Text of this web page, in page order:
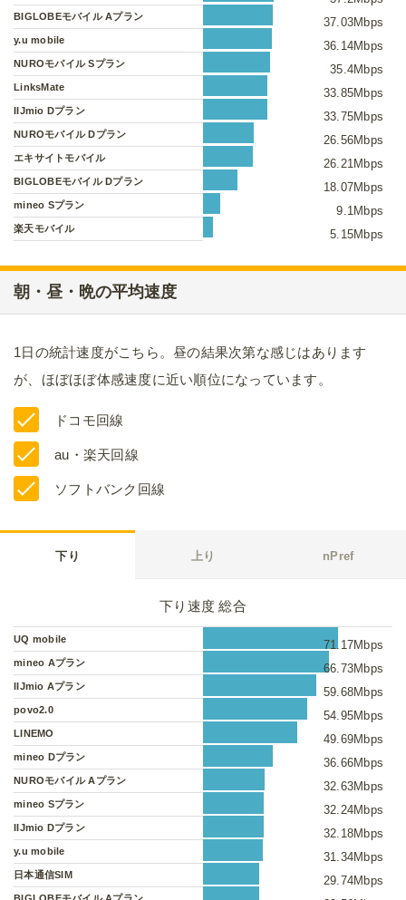
BIGLOBEモバイル Aプラン 37.03Mbps
y.u mobile 36.14Mbps
NUROモバイル Sプラン 35.4Mbps
LinksMate 33.85Mbps
IIJmio Dプラン 33.75Mbps
NUROモバイル Dプラン 26.56Mbps
エキサイトモバイル 26.21Mbps
BIGLOBEモバイル Dプラン 18.07Mbps
mineo Sプラン 9.1Mbps
楽天モバイル 5.15Mbps
朝・昼・晩の平均速度
1日の統計速度がこちら。昼の結果次第な感じはあります
が、ほぼほぼ体感速度に近い順位になっています。
ドコモ回線
au・楽天回線
ソフトバンク回線
下り 上り nPref
下り速度 総合
UQ mobile 71.17Mbps
mineo Aプラン 66.73Mbps
IIJmio Aプラン 59.68Mbps
povo2.0 54.95Mbps
LINEMO 49.69Mbps
mineo Dプラン 36.66Mbps
NUROモバイル Aプラン 32.63Mbps
mineo Sプラン 32.24Mbps
IIJmio Dプラン 32.18Mbps
y.u mobile 31.34Mbps
日本通信SIM 29.74Mbps